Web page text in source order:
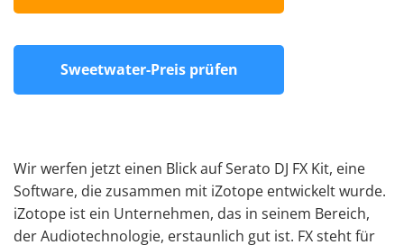
Sweetwater-Preis prüfen
Wir werfen jetzt einen Blick auf Serato DJ FX Kit, eine
Software, die zusammen mit iZotope entwickelt wurde.
iZotope ist ein Unternehmen, das in seinem Bereich,
der Audiotechnologie, erstaunlich gut ist. FX steht für